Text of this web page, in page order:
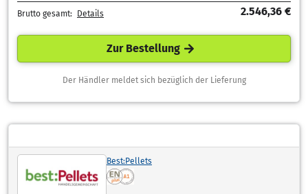
Brutto gesamt: Details 2.546,36 €
Zur Bestellung
Der Händler meldet sich bezüglich der Lieferung
Best:Pellets